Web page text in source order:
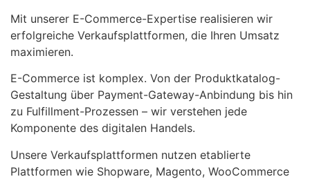
Mit unserer E-Commerce-Expertise realisieren wir
erfolgreiche Verkaufsplattformen, die Ihren Umsatz
maximieren.
E-Commerce ist komplex. Von der Produktkatalog-
Gestaltung über Payment-Gateway-Anbindung bis hin
zu Fulfillment-Prozessen – wir verstehen jede
Komponente des digitalen Handels.
Unsere Verkaufsplattformen nutzen etablierte
Plattformen wie Shopware, Magento, WooCommerce